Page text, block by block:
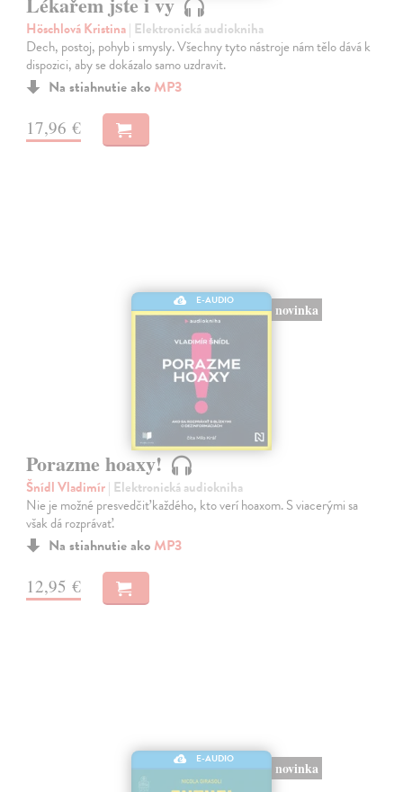
Höschlová Kristina| Elektronická audiokniha
Dech, postoj, pohyb i smysly. Všechny tyto nástroje nám tělo dává k
dispozici, aby se dokázalo samo uzdravit.
Na stiahnutie ako MP3
17,96 €
E-AUDIO
novinka
Porazme hoaxy!
Šnídl Vladimír| Elektronická audiokniha
Nie je možné presvedčiť každého, kto verí hoaxom. S viacerými sa
však dá rozprávať.
Na stiahnutie ako MP3
12,95 €
E-AUDIO
novinka